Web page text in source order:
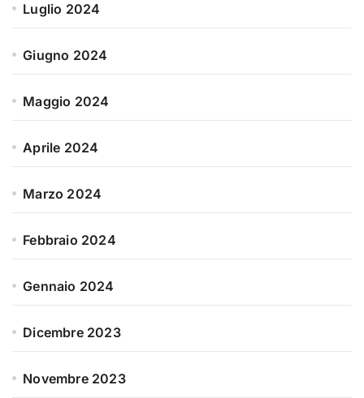
Luglio 2024
Giugno 2024
Maggio 2024
Aprile 2024
Marzo 2024
Febbraio 2024
Gennaio 2024
Dicembre 2023
Novembre 2023